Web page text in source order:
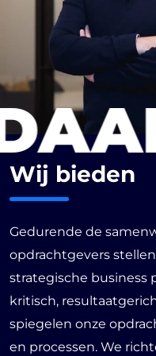
Wij bieden
Gedurende de
opdrachtgevers
strategische business
kritisch,
spiegelen onze
en processen. We